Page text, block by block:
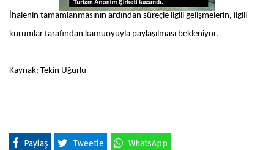
İhalenin tamamlanmasının ardından süreçle ilgili gelişmelerin, ilgili
kurumlar tarafından kamuoyuyla paylaşılması bekleniyor.
Kaynak: Tekin Uğurlu
Paylaş Tweetle WhatsApp